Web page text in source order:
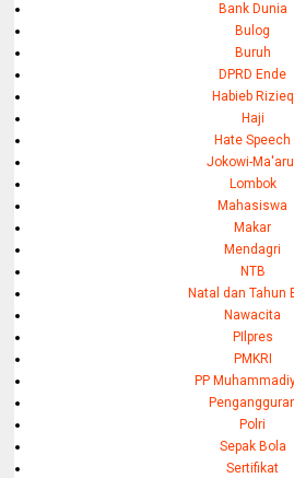
Bank Dunia
Bulog
Buruh
DPRD Ende
Habieb Rizieq
Haji
Hate Speech
Jokowi-
Lombok
Mahasiswa
Makar
Mendagri
NTB
Natal dan Tahun
Nawacita
PIlpres
PMKRI
PP
Polri
Sepak Bola
Sertifikat